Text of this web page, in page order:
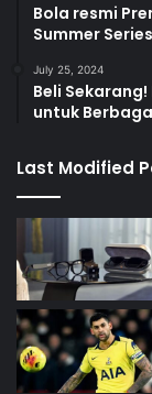
Bola resmi
Summer
July 25, 2024
Beli Sekarang!
untuk
Last Modified